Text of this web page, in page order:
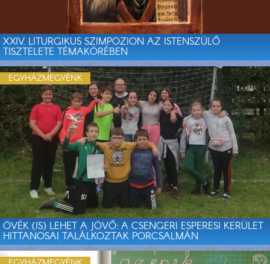
XXIV. LITURGIKUS SZIMPOZION AZ ISTENSZÜLŐ
TISZTELETE TÉMAKÖRÉBEN
ÖVÉK (IS) LEHET A JÖVŐ: A CSENGERI ESPERESI KERÜLET
HITTANOSAI TALÁLKOZTAK PORCSALMÁN
EGYHÁZMEGYÉNK